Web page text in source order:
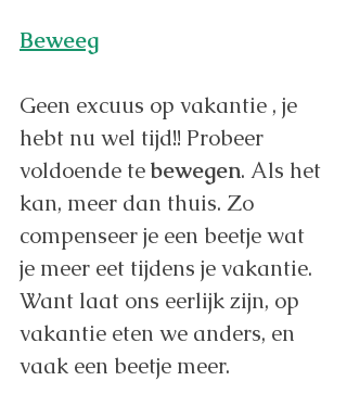
Beweeg
Geen excuus op vakantie , je
hebt nu wel tijd!! Probeer
voldoende te bewegen. Als het
kan, meer dan thuis. Zo
compenseer je een beetje wat
je meer eet tijdens je vakantie.
Want laat ons eerlijk zijn, op
vakantie eten we anders, en
vaak een beetje meer.